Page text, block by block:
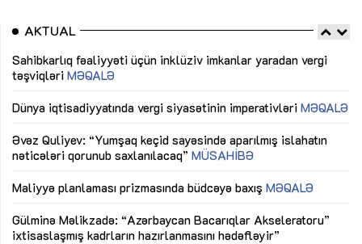
AKTUAL
Sahibkarlıq fəaliyyəti üçün inklüziv imkanlar yaradan vergi
təşviqləri MƏQALƏ
Dünya iqtisadiyyatında vergi siyasətinin imperativləri MƏQALƏ
Əvəz Quliyev: “Yumşaq keçid sayəsində aparılmış islahatın
nəticələri qorunub saxlanılacaq” MÜSAHİBƏ
Maliyyə planlaması prizmasında büdcəyə baxış MƏQALƏ
Gülminə Məlikzadə: “Azərbaycan Bacarıqlar Akseleratoru”
ixtisaslaşmış kadrların hazırlanmasını hədəfləyir”